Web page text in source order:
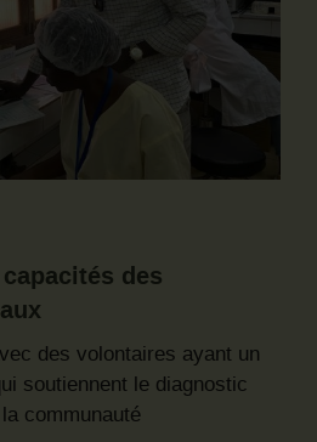
des
des volontaires ayant un
soutiennent le diagnostic
communauté